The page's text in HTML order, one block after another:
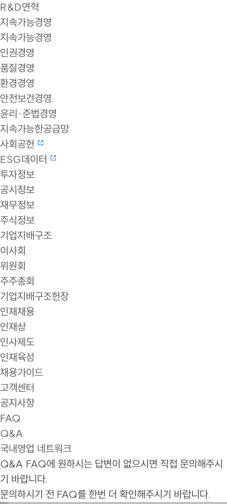
R&D연혁
지속가능경영
지속가능경영
인권경영
품질경영
환경경영
안전보건경영
윤리·준법경영
지속가능한공급망
사회공헌
ESG데이터
투자정보
공시정보
재무정보
주식정보
기업지배구조
이사회
위원회
주주총회
기업지배구조헌장
인재채용
인재상
인사제도
인재육성
채용가이드
고객센터
공지사항
FAQ
Q&A
국내영업 네트워크
Q&A FAQ에 원하시는 답변이 없으시면 직접 문의해주시
기 바랍니다.
문의하시기 전 FAQ를 한번 더 확인해주시기 바랍니다.